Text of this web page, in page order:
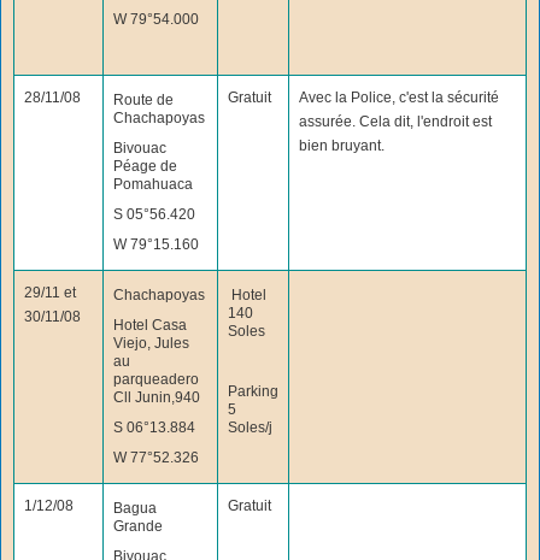
W 79°54.000
28/11/08
Route de
Chachapoyas
Bivouac
Péage de
Pomahuaca
S 05°56.420
W 79°15.160
Gratuit
Avec la Police, c'est la sécurité
assurée. Cela dit, l'endroit est
bien bruyant.
29/11 et
30/11/08
Chachapoyas
Hotel Casa
Viejo, Jules
au
parqueadero
Cll Junin,940
S 06°13.884
W 77°52.326
Hotel
140
Soles
Parking
5
Soles/j
1/12/08
Bagua
Grande
Gratuit